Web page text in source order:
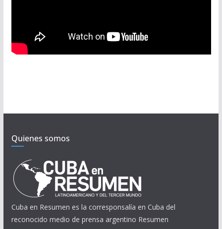
Quienes somos
Cuba en Resumen es la corresponsalía en Cuba del
reconocido medio de prensa argentino Resumen